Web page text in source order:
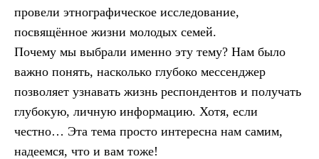
провели этнографическое исследование,
посвящённое жизни молодых семей.
Почему мы выбрали именно эту тему? Нам было
важно понять, насколько глубоко мессенджер
позволяет узнавать жизнь респондентов и получать
глубокую, личную информацию. Хотя, если
честно… Эта тема просто интересна нам самим,
надеемся, что и вам тоже!